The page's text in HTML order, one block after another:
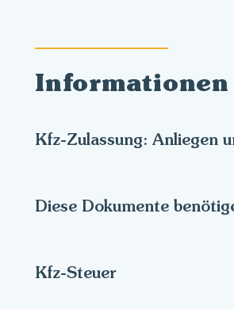
Informationen
Kfz-Zulassung: Anliegen
Diese Dokumente
Kfz-Steuer